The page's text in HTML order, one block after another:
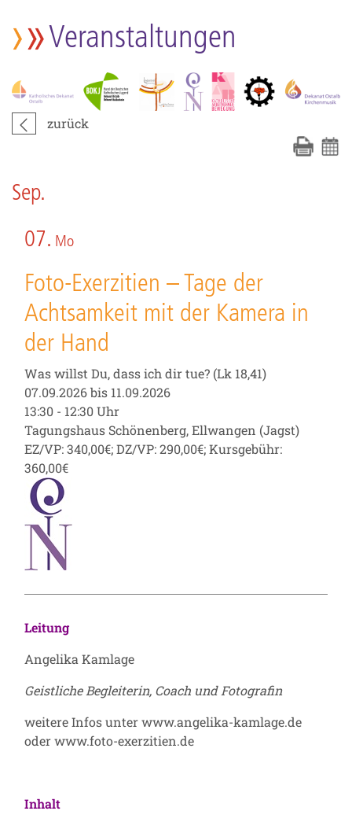
Veranstaltungen
zurück
Sep.
07. Mo
Foto-Exerzitien – Tage der
Achtsamkeit mit der Kamera in
der Hand
Was willst Du, dass ich dir tue? (Lk 18,41)
07.09.2026 bis 11.09.2026
13:30 - 12:30 Uhr
Tagungshaus Schönenberg, Ellwangen (Jagst)
EZ/VP: 340,00€; DZ/VP: 290,00€; Kursgebühr:
360,00€
Leitung
Angelika Kamlage
Geistliche Begleiterin, Coach und Fotografin
weitere Infos unterwww.angelika-kamlage.de
oderwww.foto-exerzitien.de
Inhalt